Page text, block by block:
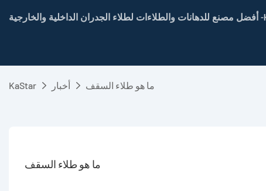
أفضل مصنع للدهانات والطلاءات لطلاء الجدران الداخلية والخارجية -
KaStar أخبار ما هو طلاء السقف
ما هو طلاء السقف